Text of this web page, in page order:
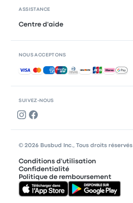
SUIVEZ-NOUS
ASSISTANCE
Centre d'aide
NOUS ACCEPTONS
Paiements acceptés
© 2026 Busbud Inc., Tous droits réservés
Conditions d'utilisation
Confidentialité
Politique de remboursement